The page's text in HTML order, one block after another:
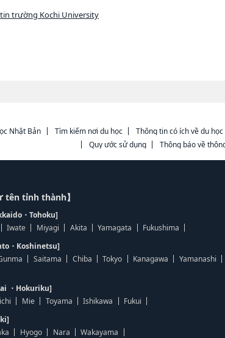
trường Kochi University
Nhật Bản Tìm kiếm nơi du học Thông tin có ích về du học
Quy ước sử dụng
Thông báo về
tên tỉnh thành】
・Tohoku]
Iwate Miyagi Akita Yamagata
Fukushima
・Koshinetsu]
Saitama Chiba Tokyo Kanagawa
Yamanashi
・Hokuriku]
Mie Toyama Ishikawa
Fukui
Hyogo Nara
Wakayama